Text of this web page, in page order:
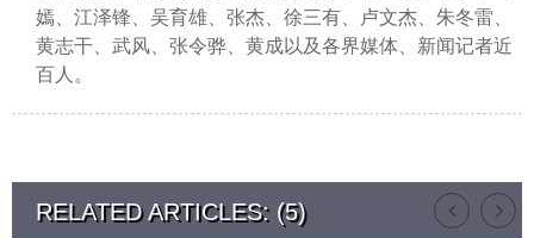
嫣、江泽锋、吴育雄、张杰、徐三有、卢文杰、朱冬雷、
黄志干、武风、张令骅、黄成以及各界媒体、新闻记者近
百人。
RELATED ARTICLES: (5)